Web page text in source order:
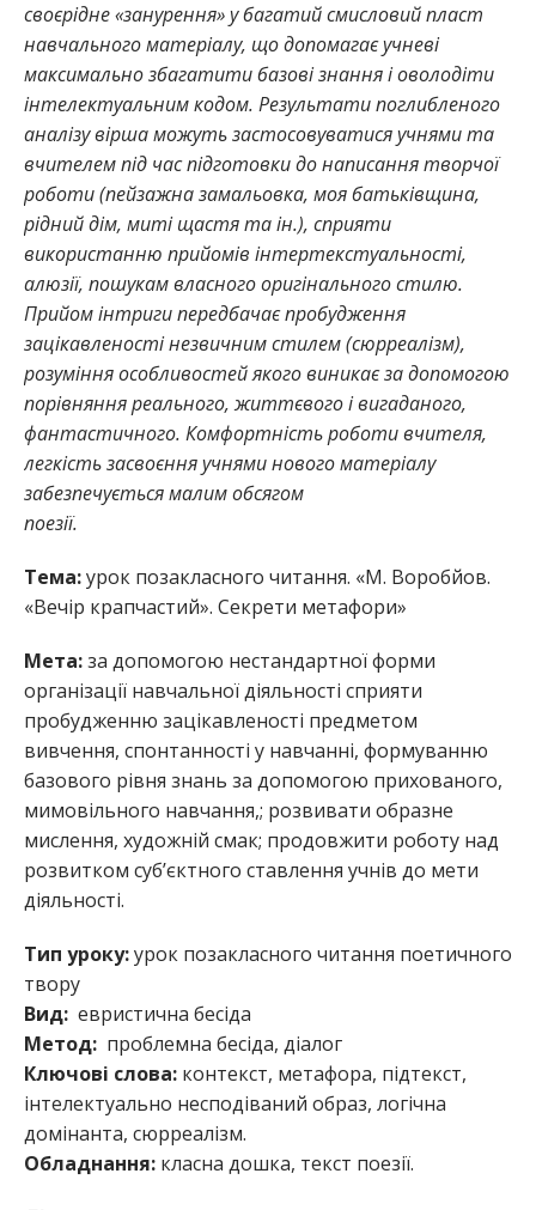
своєрідне «занурення» у багатий смисловий пласт
навчального матеріалу, що допомагає учневі
максимально збагатити базові знання і оволодіти
інтелектуальним кодом. Результати поглибленого
аналізу вірша можуть застосовуватися учнями та
вчителем під час підготовки до написання творчої
роботи (пейзажна замальовка, моя батьківщина,
рідний дім, миті щастя та ін.), сприяти
використанню прийомів інтертекстуальності,
алюзії, пошукам власного оригінального стилю.
Прийом інтриги передбачає пробудження
зацікавленості незвичним стилем (сюрреалізм),
розуміння особливостей якого виникає за допомогою
порівняння реального, життєвого і вигаданого,
фантастичного. Комфортність роботи вчителя,
легкість засвоєння учнями нового матеріалу
забезпечується малим обсягом
поезії.
Тема:урок позакласного читання. «М. Воробйов.
«Вечір крапчастий». Секрети метафори»
Мета:за допомогою нестандартної форми
організації навчальної діяльності сприяти
пробудженню зацікавленості предметом
вивчення, спонтанності у навчанні, формуванню
базового рівня знань за допомогою прихованого,
мимовільного навчання,; розвивати образне
мислення, художній смак; продовжити роботу над
розвитком суб’єктного ставлення учнів до мети
діяльності.
Тип уроку:урок позакласного читання поетичного
твору
Вид: евристична бесіда
Метод: проблемна бесіда, діалог
Ключові слова: контекст, метафора, підтекст,
інтелектуально несподіваний образ, логічна
домінанта, сюрреалізм.
Обладнання: класна дошка, текст поезії.